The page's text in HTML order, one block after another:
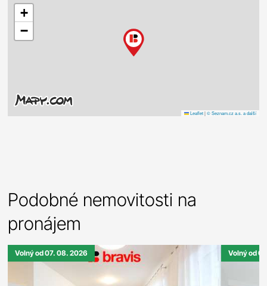
+
−
Leaflet | © Seznam.cz a.s. a další
Podobné nemovitosti na
pronájem
Volný od 07. 08. 2026 Volný od